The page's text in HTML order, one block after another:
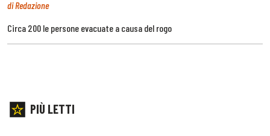
di Redazione
Circa 200 le persone evacuate a causa del rogo
PIÙ LETTI